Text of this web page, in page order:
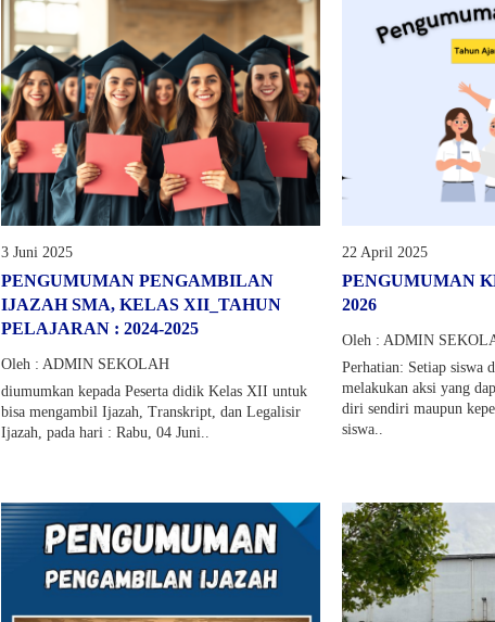
3 Juni 2025
PENGUMUMAN PENGAMBILAN
IJAZAH SMA, KELAS XII_TAHUN
PELAJARAN : 2024-2025
Oleh : ADMIN SEKOLAH
diumumkan kepada Peserta didik Kelas XII untuk
bisa mengambil Ijazah, Transkript, dan Legalisir
Ijazah, pada hari : Rabu, 04 Juni..
22 April 2025
PENGUMUMAN
2026
Oleh : ADMIN
Perhatian: Setiap siswa
melakukan aksi yang
diri sendiri maupun
siswa..